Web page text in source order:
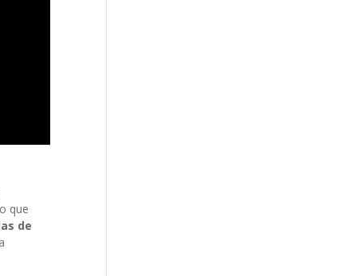
que
de